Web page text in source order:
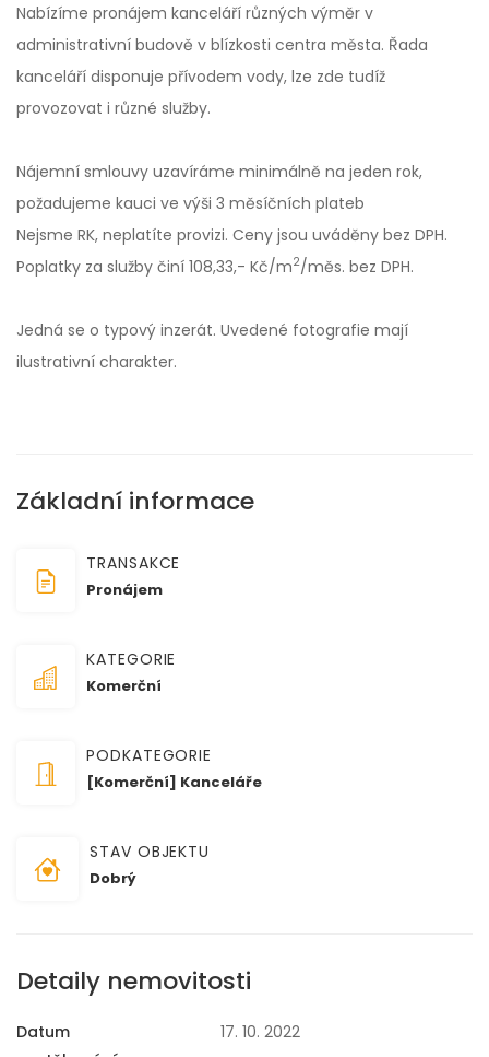
Nabízíme pronájem kanceláří různých výměr v
administrativní budově v blízkosti centra města. Řada
kanceláří disponuje přívodem vody, lze zde tudíž
provozovat i různé služby.
Nájemní smlouvy uzavíráme minimálně na jeden rok,
požadujeme kauci ve výši 3 měsíčních plateb
Nejsme RK, neplatíte provizi. Ceny jsou uváděny bez DPH.
Poplatky za služby činí 108,33,- Kč/m2/měs. bez DPH.
Jedná se o typový inzerát. Uvedené fotografie mají
ilustrativní charakter.
Základní informace
TRANSAKCE
Pronájem
KATEGORIE
Komerční
PODKATEGORIE
[Komerční] Kanceláře
STAV OBJEKTU
Dobrý
Detaily nemovitosti
Datum
17. 10. 2022